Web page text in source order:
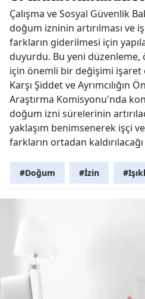
Çalışma ve Sosyal Güvenlik
doğum izninin artırılması ve
farkların giderilmesi için
duyurdu. Bu yeni düzenleme,
için önemli bir değişimi işaret
Karşı Şiddet ve Ayrımcılığın
Araştırma Komisyonu'nda
doğum izni sürelerinin
yaklaşım benimsenerek işçi
farkların ortadan
#Doğum #İzin